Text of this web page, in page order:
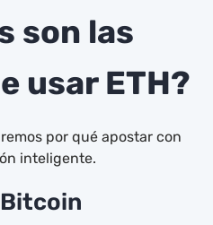
son las
usar ETH?
por qué apostar con
inteligente.